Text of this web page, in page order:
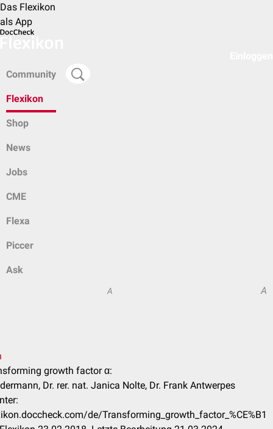
Das Flexikon
als App
Community
Flexikon
Shop
News
Jobs
CME
Flexa
Piccer
Ask
A A
growth factor α:
Dr. rer. nat. Janica Nolte, Dr. Frank Antwerpes
de/Transforming_growth_factor_%CE%B1